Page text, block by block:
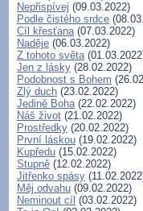
Nepřispívej (09.03.2022)
Podle čistého srdce
Cíl křesťana(07.03.2022)
Naděje (06.03.2022)
Z tohoto světa
Jen z lásky (28.02.2022)
Podobnost s Bohem
Zlý duch (23.02.2022)
Jedině Boha(22.02.2022)
Náš život (21.02.2022)
Prostředky (20.02.2022)
První láskou (19.02.2022)
Kupředu (15.02.2022)
Stupně (12.02.2022)
Jitřenko spásy
Měj odvahu (09.02.2022)
Neminout cíl (03.02.2022)